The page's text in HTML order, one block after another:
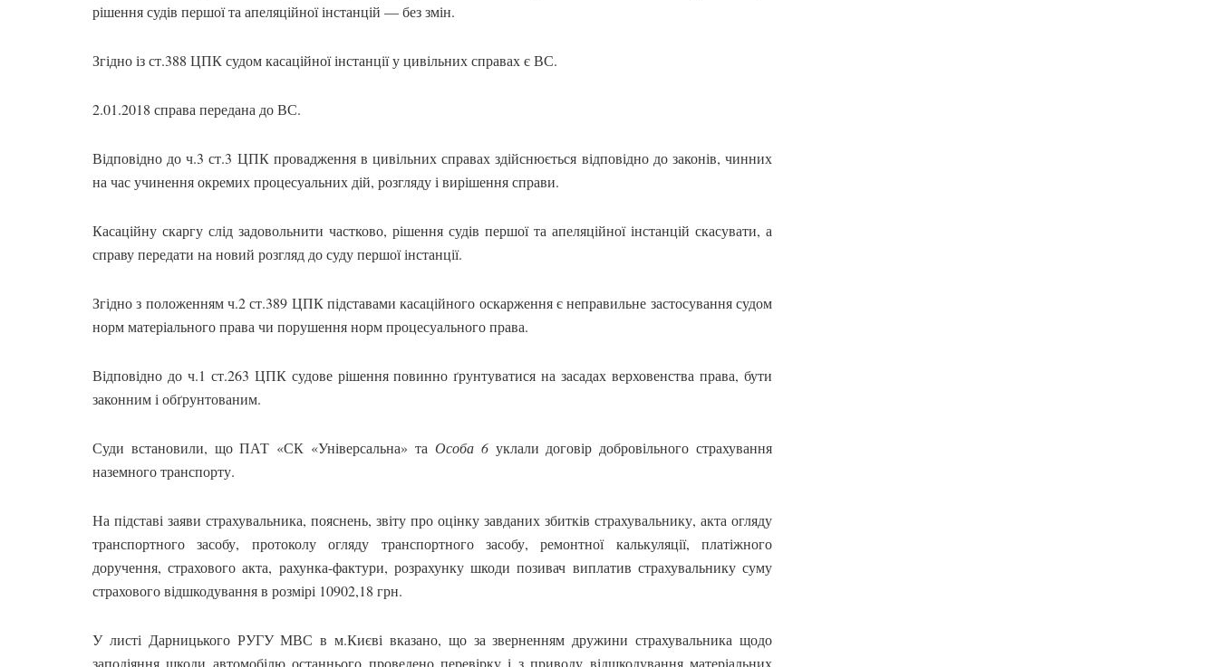
рішення судів першої та апеляційної інстанцій — без змін.
Згідно із ст.388 ЦПК судом касаційної інстанції у цивільних справах є ВС.
2.01.2018 справа передана до ВС.
Відповідно до ч.3 ст.3 ЦПК провадження в цивільних справах здійснюється відповідно до законів, чинних
на час учинення окремих процесуальних дій, розгляду і вирішення справи.
Касаційну скаргу слід задовольнити частково, рішення судів першої та апеляційної інстанцій скасувати, а
справу передати на новий розгляд до суду першої інстанції.
Згідно з положенням ч.2 ст.389 ЦПК підставами касаційного оскарження є неправильне застосування судом
норм матеріального права чи порушення норм процесуального права.
Відповідно до ч.1 ст.263 ЦПК судове рішення повинно ґрунтуватися на засадах верховенства права, бути
законним і обґрунтованим.
Суди встановили, що ПАТ «СК «Універсальна» та Особа 6уклали договір добровільного страхування
наземного транспорту.
На підставі заяви страхувальника, пояснень, звіту про оцінку завданих збитків страхувальнику, акта огляду
транспортного засобу, протоколу огляду транспортного засобу, ремонтної калькуляції, платіжного
доручення, страхового акта, рахунка-фактури, розрахунку шкоди позивач виплатив страхувальнику суму
страхового відшкодування в розмірі 10902,18 грн.
У листі Дарницького РУГУ МВС в м.Києві вказано, що за зверненням дружини страхувальника щодо
заподіяння шкоди автомобілю останнього проведено перевірку і з приводу відшкодування матеріальних